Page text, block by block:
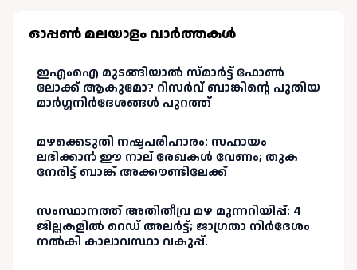
ഓപ്പണ്‍ മലയാളം വാർത്തകള്‍
ഇഎംഐ മുടങ്ങിയാൽ സ്മാർട്ട് ഫോൺ
ലോക്ക് ആകുമോ? റിസർവ് ബാങ്കിന്റെ പുതിയ
മാർഗ്ഗനിർദേശങ്ങൾ പുറത്ത്
മഴക്കെടുതി നഷ്ടപരിഹാരം: സഹായം
ലഭിക്കാൻ ഈ നാല് രേഖകൾ വേണം; തുക
നേരിട്ട് ബാങ്ക് അക്കൗണ്ടിലേക്ക്
സംസ്ഥാനത്ത് അതിതീവ്ര മഴ മുന്നറിയിപ്പ്: 4
ജില്ലകളിൽ റെഡ് അലർട്ട്; ജാഗ്രതാ നിർദേശം
നൽകി കാലാവസ്ഥാ വകുപ്പ്.